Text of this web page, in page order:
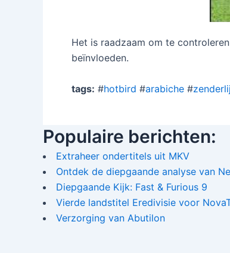
Het is raadzaam om te
beïnvloeden.
tags: #hotbird #arabiche #
Populaire berichten:
Extraheer ondertitels uit MKV
Ontdek de diepgaande analyse van
Diepgaande Kijk: Fast & Furious 9
Vierde landstitel Eredivisie voor
Verzorging van Abutilon